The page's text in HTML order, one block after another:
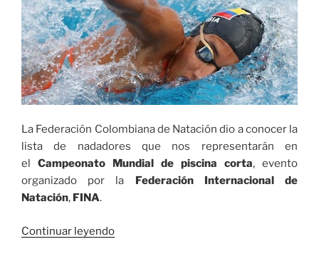
La Federación Colombiana de Natación dio a conocer la
lista de nadadores que nos representarán en
el Campeonato Mundial de piscina corta, evento
organizado por la Federación Internacional de
Natación, FINA.
Continuar leyendo«Cuatro